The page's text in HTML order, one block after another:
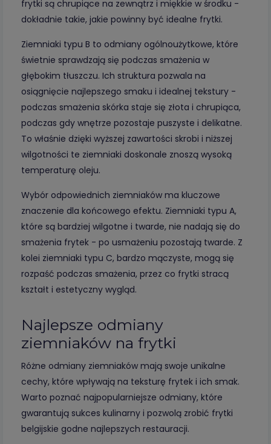
frytki są chrupiące na zewnątrz i miękkie w środku -
dokładnie takie, jakie powinny być idealne frytki.
Ziemniaki typu B to odmiany ogólnoużytkowe, które
świetnie sprawdzają się podczas smażenia w
głębokim tłuszczu. Ich struktura pozwala na
osiągnięcie najlepszego smaku i idealnej tekstury -
podczas smażenia skórka staje się złota i chrupiąca,
podczas gdy wnętrze pozostaje puszyste i delikatne.
To właśnie dzięki wyższej zawartości skrobi i niższej
wilgotności te ziemniaki doskonale znoszą wysoką
temperaturę oleju.
Wybór odpowiednich ziemniaków ma kluczowe
znaczenie dla końcowego efektu. Ziemniaki typu A,
które są bardziej wilgotne i twarde, nie nadają się do
smażenia frytek - po usmażeniu pozostają twarde. Z
kolei ziemniaki typu C, bardzo mączyste, mogą się
rozpaść podczas smażenia, przez co frytki stracą
kształt i estetyczny wygląd.
Najlepsze odmiany
ziemniaków na frytki
Różne odmiany ziemniaków mają swoje unikalne
cechy, które wpływają na teksturę frytek i ich smak.
Warto poznać najpopularniejsze odmiany, które
gwarantują sukces kulinarny i pozwolą zrobić frytki
belgijskie godne najlepszych restauracji.